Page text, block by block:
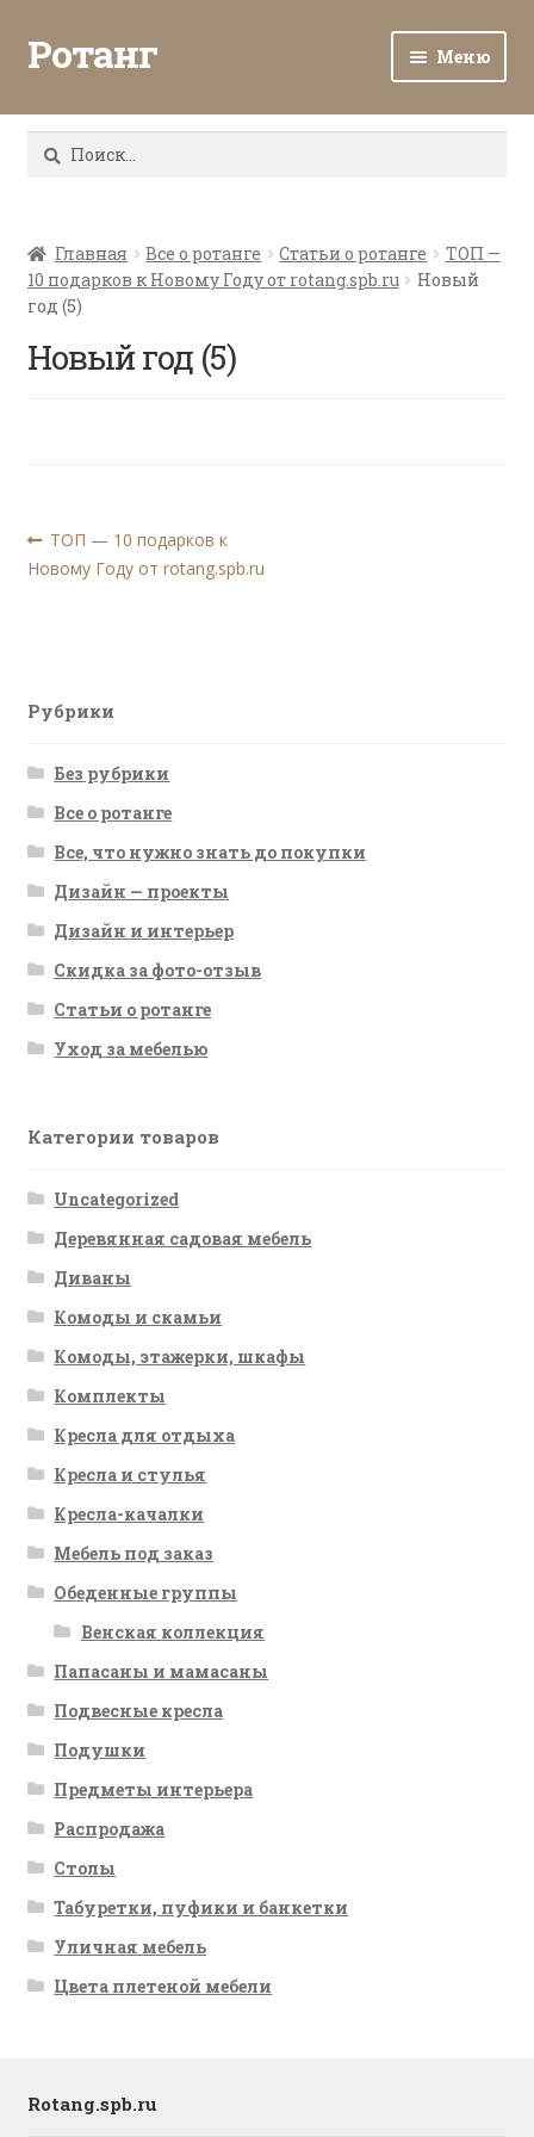
Ротанг Меню
Каталог
Все о ротанге
Ротанг оптом
Найти:
Главная Все о ротанге Статьи о ротанге
ТОП —
10 подарков к Новому Году от rotang.spb.ru
Новый
год (5)
Новый год (5)
Навигация
по
Предыдущая
запись:
ТОП — 10 подарков к
Новому Году от rotang.spb.ru
Рубрики
Без рубрики
Все о ротанге
Все, что нужно знать до покупки
Дизайн — проекты
Дизайн и интерьер
Скидка за фото-отзыв
Статьи о ротанге
Уход за мебелью
Категории товаров
Uncategorized
Деревянная садовая мебель
Диваны
Комоды и скамьи
Комоды, этажерки, шкафы
Комплекты
Кресла для отдыха
Кресла и стулья
Кресла-качалки
Мебель под заказ
Обеденные группы
Венская коллекция
Папасаны и мамасаны
Подвесные кресла
Подушки
Предметы интерьера
Распродажа
Столы
Табуретки, пуфики и банкетки
Уличная мебель
Цвета плетеной мебели
Rotang.spb.ru